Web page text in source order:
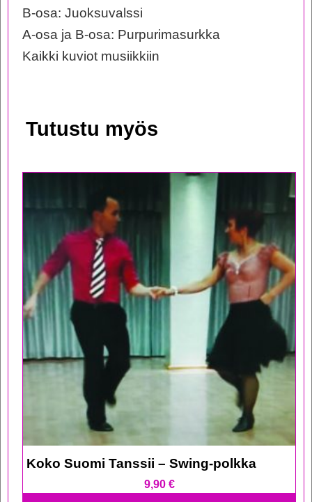
B-osa: Juoksuvalssi
A-osa ja B-osa: Purpurimasurkka
Kaikki kuviot musiikkiin
Tutustu myös
Koko Suomi Tanssii – Swing-polkka
9,90 €